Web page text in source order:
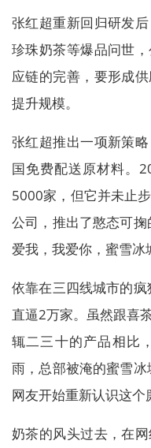
张红超重新回归研发
珍珠奶茶等爆品问世
应链的完善，要形成
提升规模。
张红超推出一项新策
国免费配送原材料。
5000家，但它并未止
公司，推出了憨态可
爱我，我爱你，蜜雪冰
依靠在三四线城市的
直逼2万家。虽然跟喜
辄二三十的产品相比
雨，总部被淹的蜜雪
网友开始重新认识这个
奶茶的风头过去，在